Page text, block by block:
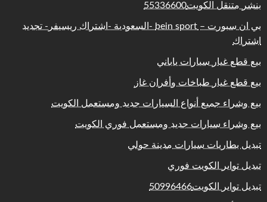
بنشر متنقل الكويت55336600
بي ان سبورت – bein sport -السعودية -اشتراك ريسيفر- تجديد
اشتراك
بيع قطع غيار سيارات ياباني
بيع قطع غيار طباخات وأفران غاز
بيع وشراء جميع أنواع السيارات جديد ومستعمل الكويت
بيع وشراء سيارات جديد ومستعمل فوري الكويت
تبديل بطاريات سيارات مدينة حولي
تبديل تواير الكويت فوري
تبديل تواير الكويت50996466